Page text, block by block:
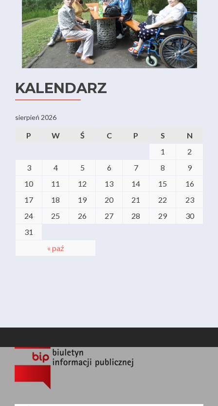
KALENDARZ
sierpień 2026
P W Ś C P S N
« paź
1
2
3
4 5 6 7 8
9
10
11 12 13 14 15
16
17
18 19 20 21 22
23
24
25 26 27 28 29
30
31